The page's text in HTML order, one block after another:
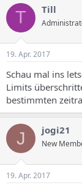
T Till
19. Apr. 2017
Schau mal ins
Limits
bestimmten
J jogi21
New
19. Apr. 2017